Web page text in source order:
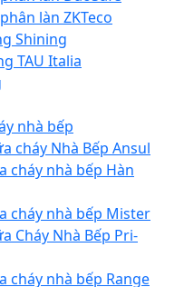
làn ZKTeco
Shining
TAU Italia
nhà bếp
cháy Nhà Bếp Ansul
cháy nhà bếp Hàn
cháy nhà bếp Mister
Cháy Nhà Bếp Pri-
cháy nhà bếp Range